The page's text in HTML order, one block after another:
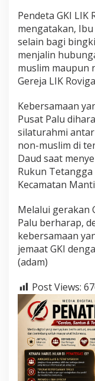
Pendeta GKI LIK
mengatakan,
selain bagi
menjalin
muslim maupun
Gereja LIK
Kebersamaan
Pusat Palu
silaturahmi
non-muslim di
Daud saat
Rukun Tetangga
Kecamatan
Melalui gerakan
Palu berharap,
kebersamaan
jemaat GKI
(adam)
Post Views: